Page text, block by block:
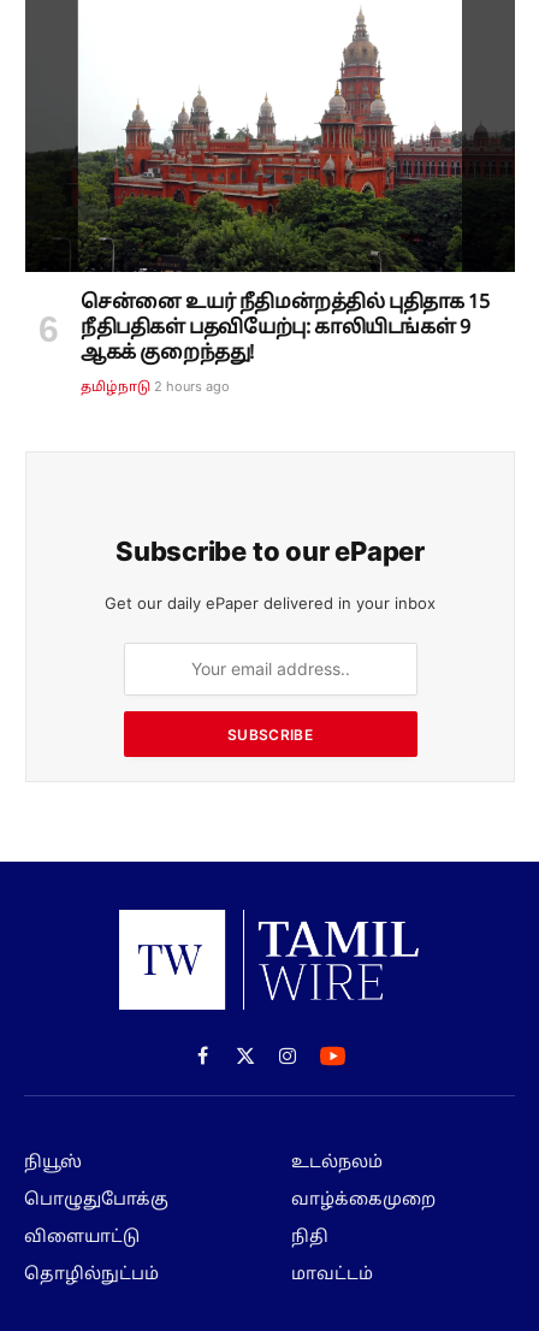
சென்னை உயர் நீதிமன்றத்தில் புதிதாக 15
நீதிபதிகள் பதவியேற்பு: காலியிடங்கள் 9
ஆகக் குறைந்தது!
தமிழ்நாடு 2 hours ago
Subscribe to our ePaper
Get our daily ePaper delivered in your inbox
SUBSCRIBE
Facebook
X
(Twitter)
Instagram
நியூஸ்
பொழுதுபோக்கு
விளையாட்டு
தொழில்நுட்பம்
உடல்நலம்
வாழ்க்கைமுறை
நிதி
மாவட்டம்